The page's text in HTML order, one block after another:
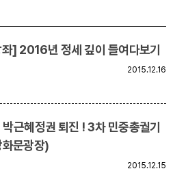
] 2016년 정세 깊이 들여다보기
2015.12.16
근혜정권 퇴진 ! 3차 민중총궐기
문광장)
2015.12.15
케치북5